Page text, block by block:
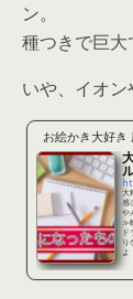
ン。
種つきで巨大
いや、イオン
お絵かき大好き
大
感
や
≫
ド
り
よ